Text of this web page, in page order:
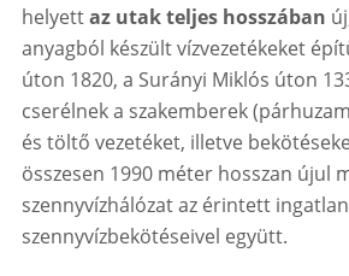
helyettaz utak teljes hosszában
anyagból készült vízvezetékeket
úton 1820, a Surányi Miklós úton
cserélnek a szakemberek
és töltő vezetéket, illetve
összesen 1990 méter hosszan újul
szennyvízhálózat az érintett
szennyvízbekötéseivel együtt.